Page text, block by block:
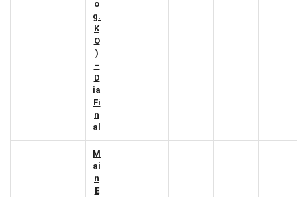
o
g.
K
O
)
–
D
ia
Fi
n
al
M
ai
n
E